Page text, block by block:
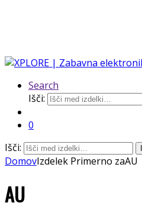
Search
Išči:
0
Išči:
DomovIzdelek Primerno zaAU
AU